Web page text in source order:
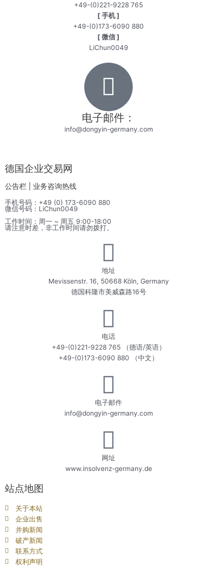
+49-(0)221-9228 765
[ 手机 ]
+49-(0)173-6090 880
[ 微信 ]
LiChun0049
电子邮件：
info@dongyin-germany.com
德国企业交易网
公告栏 | 业务咨询热线
手机号码：+49 (0) 173-6090 880
微信号码：LiChun0049
工作时间：周一 ~ 周五 9:00-18:00
请注意时差，非工作时间请勿拨打。
地址
Mevissenstr. 16, 50668 Köln, Germany
德国科隆市美威森路16号
电话
+49-(0)221-9228 765 （德语/英语）
+49-(0)173-6090 880 （中文）
电子邮件
info@dongyin-germany.com
网址
www.insolvenz-germany.de
站点地图
关于本站
企业出售
并购新闻
破产新闻
联系方式
权利声明